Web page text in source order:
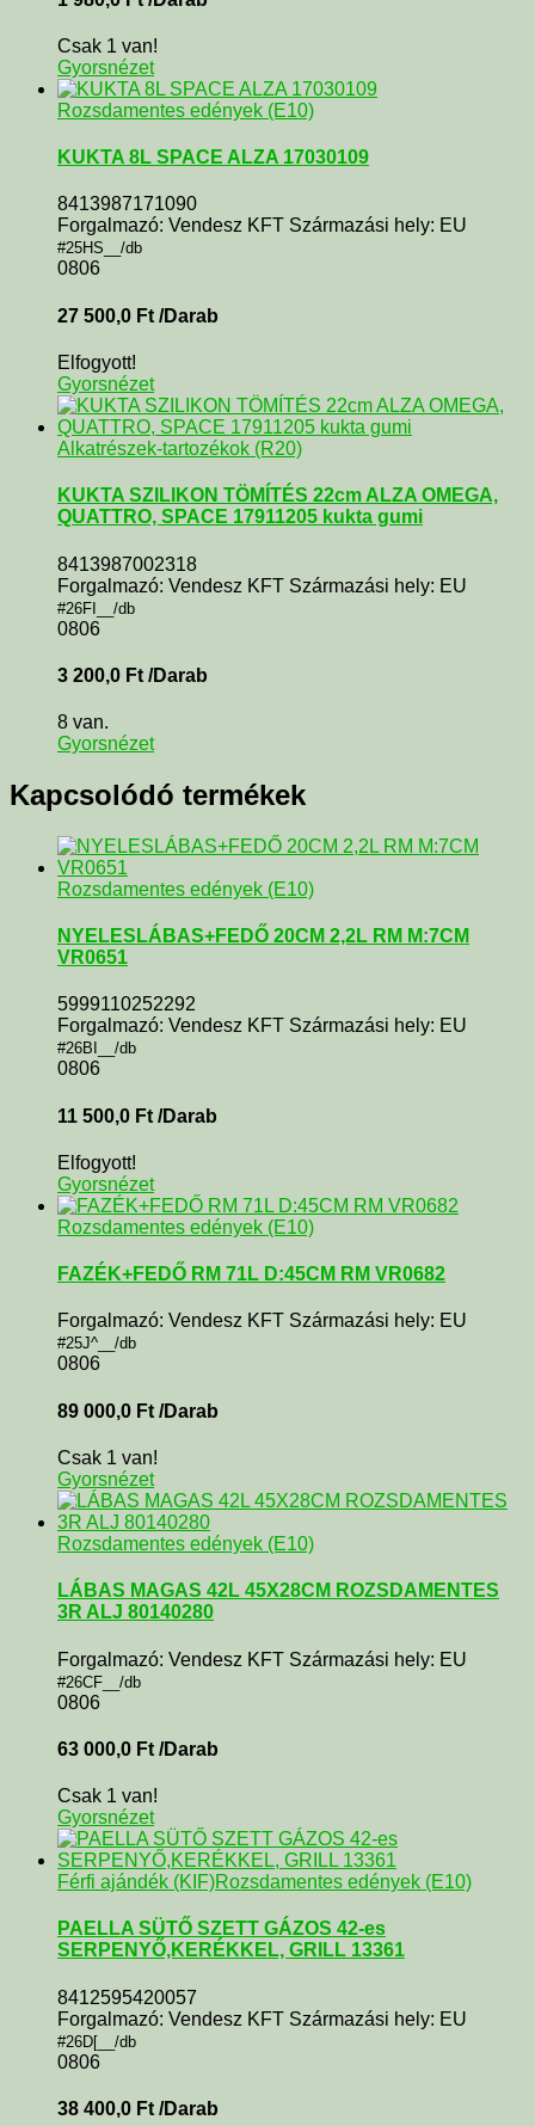
Csak 1 van!
Gyorsnézet
Rozsdamentes edények (E10)
KUKTA 8L SPACE ALZA 17030109
8413987171090
Forgalmazó: Vendesz KFT Származási hely: EU
#25HS__/db
0806
27 500,0 Ft /Darab
Elfogyott!
Gyorsnézet
Alkatrészek-tartozékok (R20)
KUKTA SZILIKON TÖMÍTÉS 22cm ALZA OMEGA,
QUATTRO, SPACE 17911205 kukta gumi
8413987002318
Forgalmazó: Vendesz KFT Származási hely: EU
#26FI__/db
0806
3 200,0 Ft /Darab
8 van.
Gyorsnézet
Kapcsolódó termékek
Rozsdamentes edények (E10)
NYELESLÁBAS+FEDŐ 20CM 2,2L RM M:7CM
VR0651
5999110252292
Forgalmazó: Vendesz KFT Származási hely: EU
#26BI__/db
0806
11 500,0 Ft /Darab
Elfogyott!
Gyorsnézet
Rozsdamentes edények (E10)
FAZÉK+FEDŐ RM 71L D:45CM RM VR0682
Forgalmazó: Vendesz KFT Származási hely: EU
#25J^__/db
0806
89 000,0 Ft /Darab
Csak 1 van!
Gyorsnézet
Rozsdamentes edények (E10)
LÁBAS MAGAS 42L 45X28CM ROZSDAMENTES
3R ALJ 80140280
Forgalmazó: Vendesz KFT Származási hely: EU
#26CF__/db
0806
63 000,0 Ft /Darab
Csak 1 van!
Gyorsnézet
Férfi ajándék (KIF)Rozsdamentes edények (E10)
PAELLA SÜTŐ SZETT GÁZOS 42-es
SERPENYŐ,KERÉKKEL, GRILL 13361
8412595420057
Forgalmazó: Vendesz KFT Származási hely: EU
#26D[__/db
0806
38 400,0 Ft /Darab